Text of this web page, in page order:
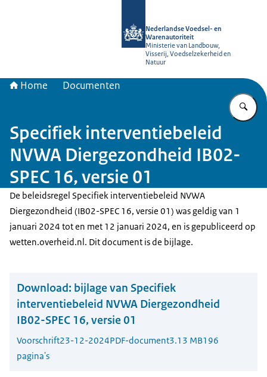
Nederlandse Voedsel- en
Warenautoriteit
Ministerie van Landbouw,
Visserij, Voedselzekerheid en
Natuur
Home Documenten
Specifiek interventiebeleid
NVWA Diergezondheid IB02-
SPEC 16, versie 01
De beleidsregel Specifiek interventiebeleid NVWA
Diergezondheid (IB02-SPEC 16, versie 01) was geldig van 1
januari 2024 tot en met 12 januari 2024, en is gepubliceerd op
wetten.overheid.nl. Dit document is de bijlage.
Download: bijlage van Specifiek
interventiebeleid NVWA Diergezondheid
IB02-SPEC 16, versie 01
Voorschrift23-12-2024PDF-document3.13 MB196
pagina's